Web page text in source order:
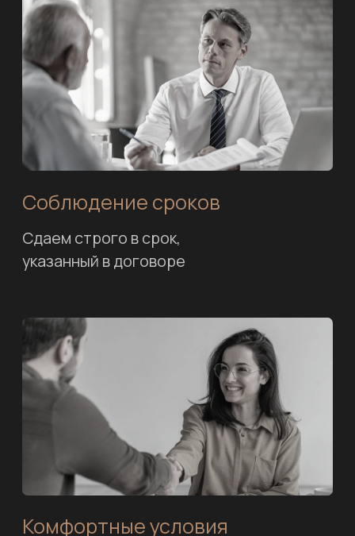
Строим под ключ
Вам не нужно искать отдельных
подрядчиков на строительные,
инженерные и отделочные работы
Видеонаблюдение
Можно всегда отследить на каком
этапе идут работы в режиме онлайн